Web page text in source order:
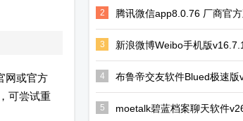
网或官方
可尝试重
2 腾讯微信app8.0.76 厂商官
3 新浪微博Weibo手机版
4
布鲁帝交友软件Blued极速
最新版
5 moetalk碧蓝档案聊天软件